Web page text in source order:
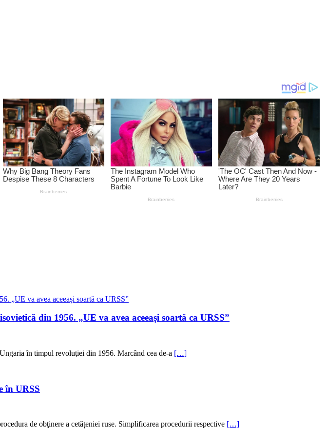
din 1956. „UE va avea aceeași soartă ca URSS”
în timpul revoluţiei din 1956. Marcând cea de-a […]
în URSS
de obţinere a cetățeniei ruse. Simplificarea procedurii respective […]